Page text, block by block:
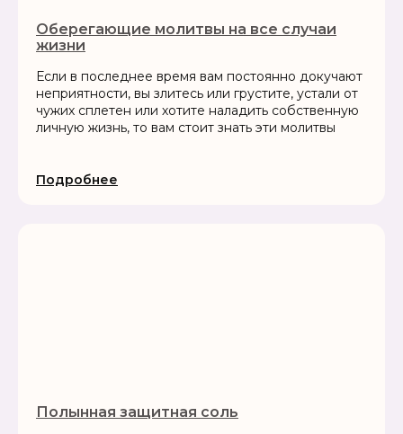
Оберегающие молитвы на все случаи
жизни
Если в последнее время вам постоянно докучают
неприятности, вы злитесь или грустите, устали от
чужих сплетен или хотите наладить собственную
личную жизнь, то вам стоит знать эти молитвы
Подробнее
Полынная защитная соль